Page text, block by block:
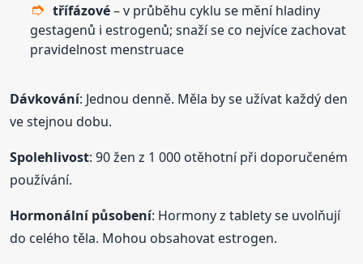
třífázové– v průběhu cyklu se mění hladiny
gestagenů i estrogenů; snaží se co nejvíce zachovat
pravidelnost menstruace
Dávkování: Jednou denně. Měla by se užívat každý den
ve stejnou dobu.
Spolehlivost: 90 žen z 1 000 otěhotní při doporučeném
používání.
Hormonální působení: Hormony z tablety se uvolňují
do celého těla. Mohou obsahovat estrogen.